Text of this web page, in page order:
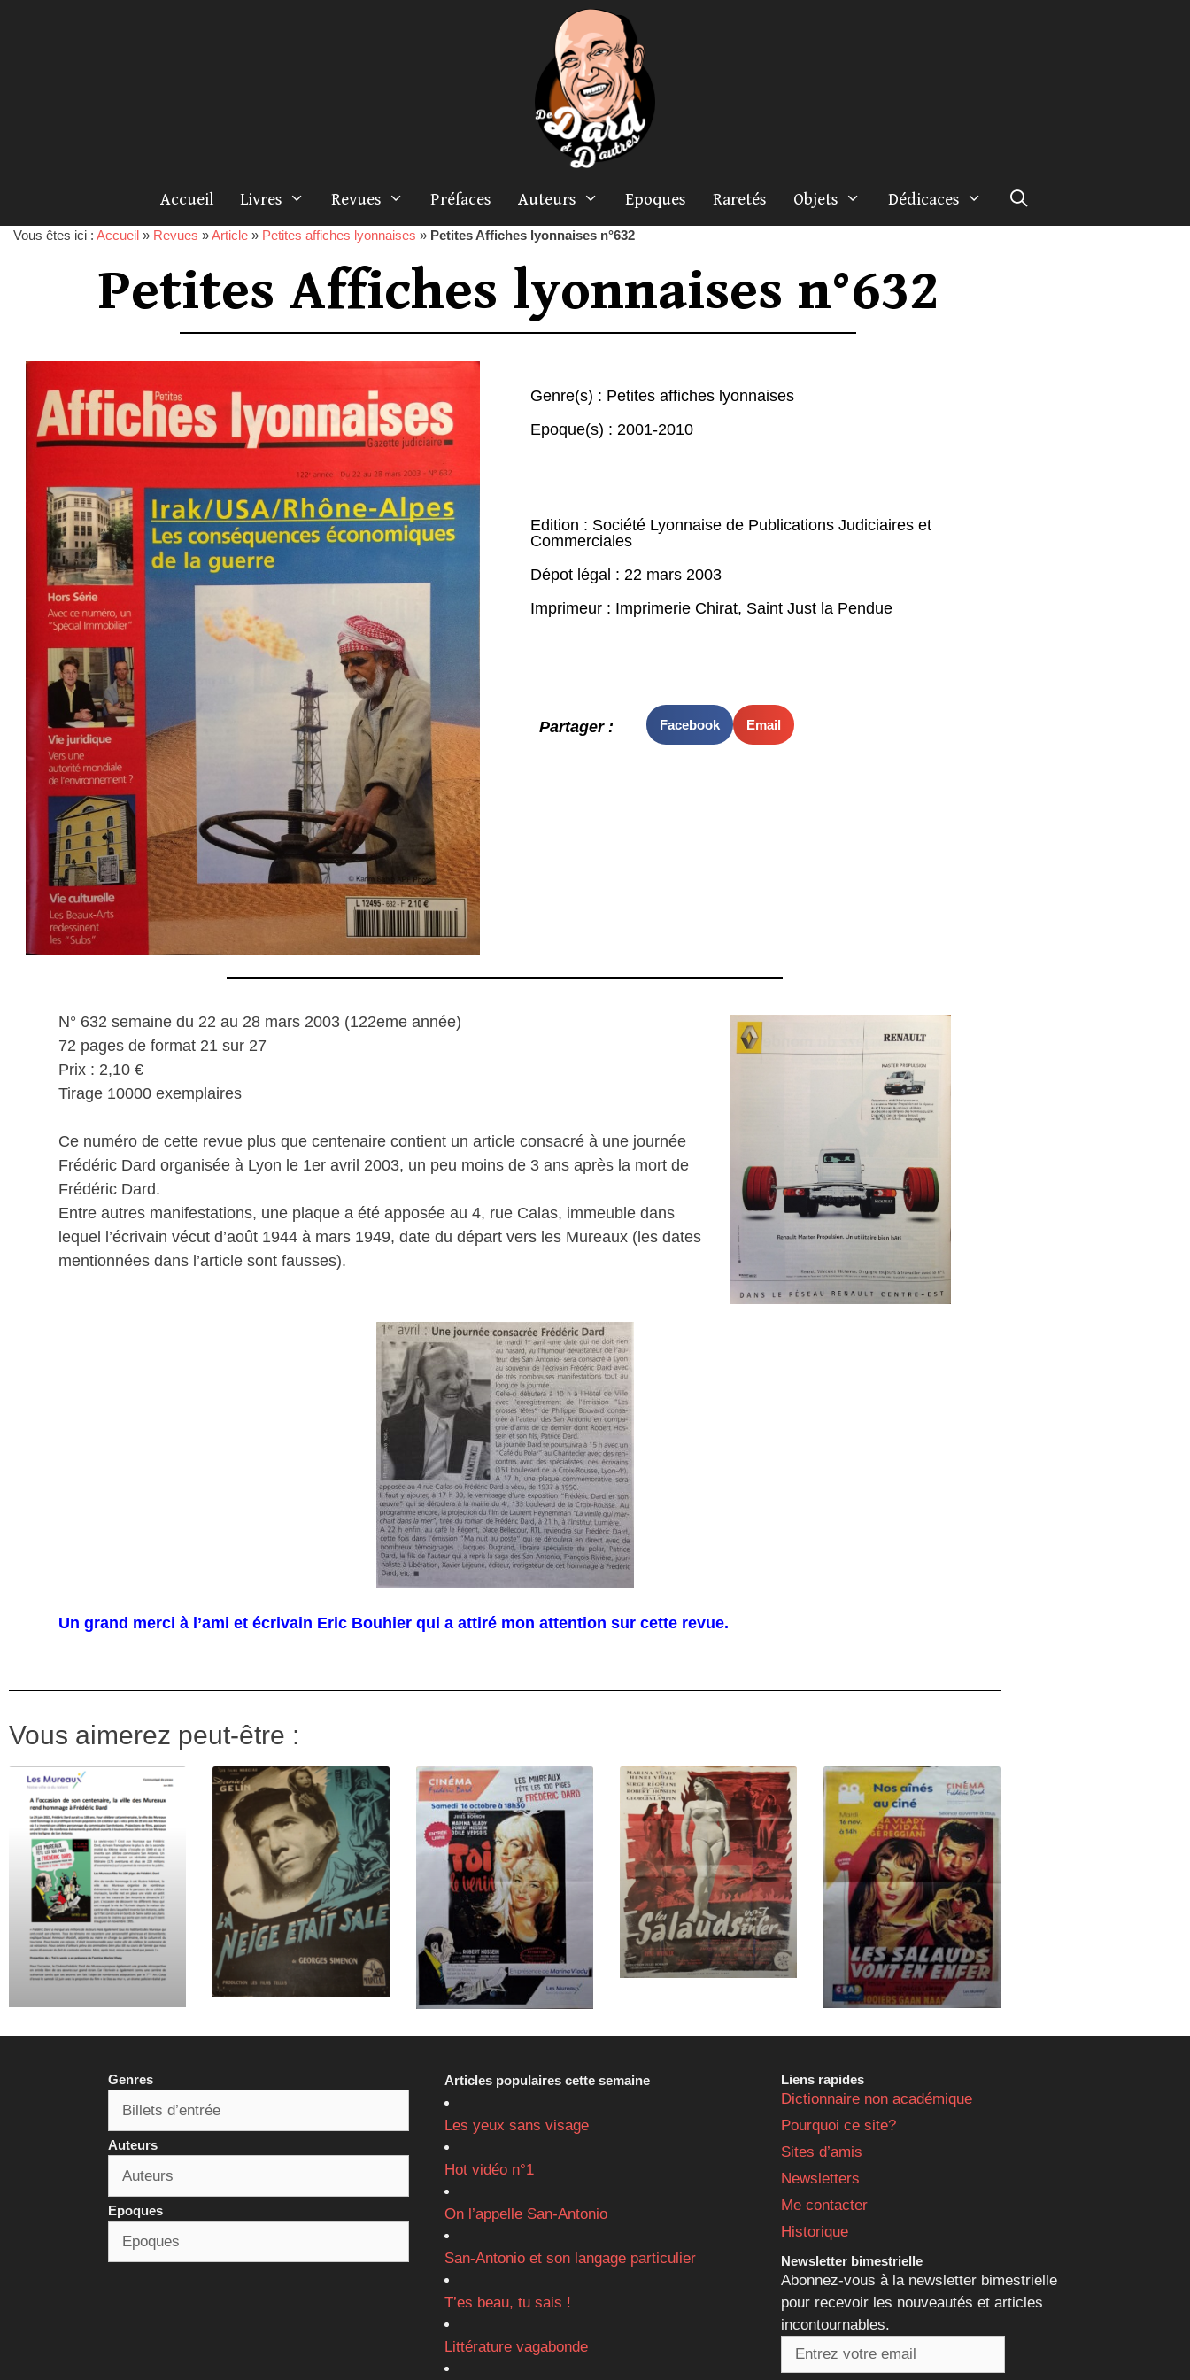
Accueil Livres Revues Préfaces Auteurs Epoques Raretés Objets Dédicaces
Vous êtes ici : Accueil » Revues »Article » Petites affiches lyonnaises » Petites Affiches lyonnaises n°632
Petites Affiches lyonnaises n°632
Genre(s) : Petites affiches lyonnaises
Epoque(s) : 2001-2010
Edition : Société Lyonnaise de Publications Judiciaires et
Commerciales
Dépot légal : 22 mars 2003
Imprimeur : Imprimerie Chirat, Saint Just la Pendue
Partager : Facebook Email
N° 632 semaine du 22 au 28 mars 2003 (122eme année)
72 pages de format 21 sur 27
Prix : 2,10 €
Tirage 10000 exemplaires
Ce numéro de cette revue plus que centenaire contient un article consacré à une journée
Frédéric Dard organisée à Lyon le 1er avril 2003, un peu moins de 3 ans après la mort de
Frédéric Dard.
Entre autres manifestations, une plaque a été apposée au 4, rue Calas, immeuble dans
lequel l’écrivain vécut d’août 1944 à mars 1949, date du départ vers les Mureaux (les dates
mentionnées dans l’article sont fausses).
Un grand merci à l’ami et écrivain Eric Bouhier qui a attiré mon attention sur cette revue.
Vous aimerez peut-être :
Genres
Auteurs
Epoques
Articles populaires cette semaine
Les yeux sans visage
Hot vidéo n°1
On l’appelle San-Antonio
San-Antonio et son langage particulier
T’es beau, tu sais !
Littérature vagabonde
Liens rapides
Dictionnaire non académique
Pourquoi ce site?
Sites d’amis
Newsletters
Me contacter
Historique
Newsletter bimestrielle
Abonnez-vous à la newsletter bimestrielle
pour recevoir les nouveautés et articles
incontournables.